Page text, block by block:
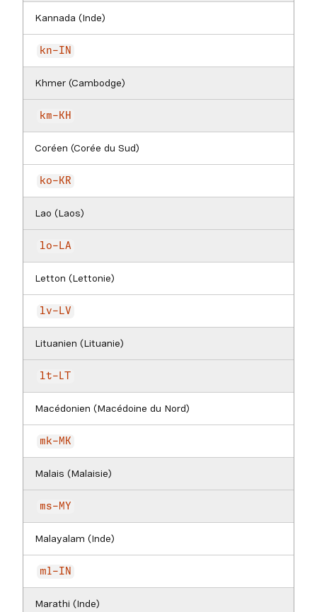
Kannada (Inde)
kn-IN
Khmer (Cambodge)
km-KH
Coréen (Corée du Sud)
ko-KR
Lao (Laos)
lo-LA
Letton (Lettonie)
lv-LV
Lituanien (Lituanie)
lt-LT
Macédonien (Macédoine du Nord)
mk-MK
Malais (Malaisie)
ms-MY
Malayalam (Inde)
ml-IN
Marathi (Inde)